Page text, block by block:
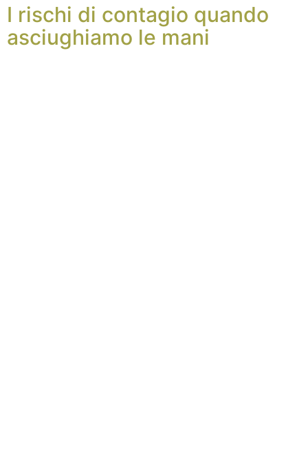
I rischi di contagio quando
asciughiamo le mani